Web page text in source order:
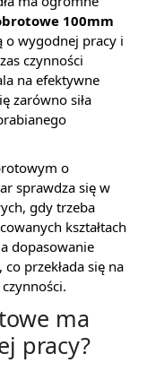
100mm
o wygodnej pracy i
czynności
na efektywne
zarówno siła
o
sprawdza się w
gdy trzeba
kształtach
dopasowanie
przekłada się na
ma
pracy?